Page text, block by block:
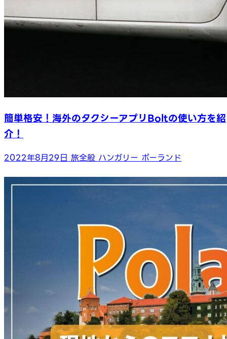
簡単格安！海外のタクシーアプリBoltの使い方を紹
介！
2022年8月29日 旅全般 ハンガリー ポーランド